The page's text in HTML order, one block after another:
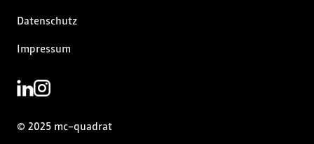
Datenschutz
Impressum
© 2025 mc-quadrat